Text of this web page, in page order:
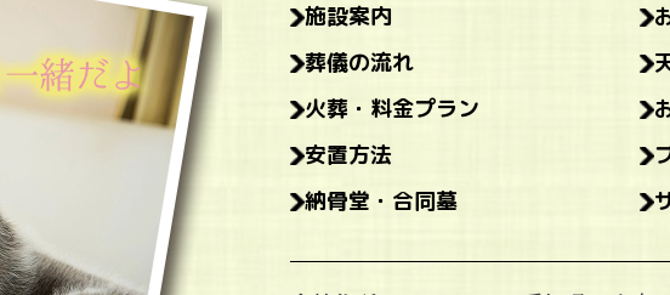
施設案内
葬儀の流れ
火葬・料金プラン
安置方法
納骨堂・合同墓